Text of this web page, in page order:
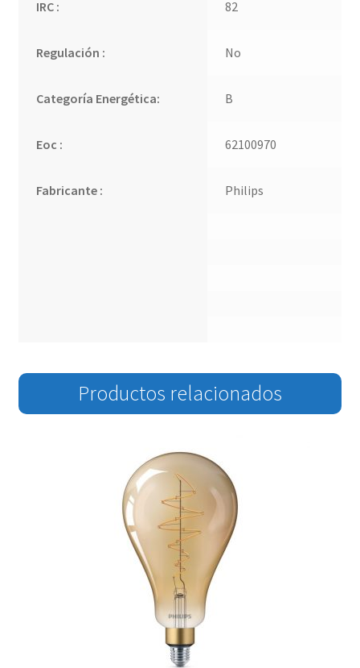
IRC : 82
Regulación : No
Categoría Energética: B
Eoc : 62100970
Fabricante : Philips
Productos relacionados